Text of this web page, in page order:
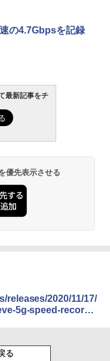
の4.7Gbpsを記録
最新記事をチ
優先表示させる
releases/2020/11/17/
5g-speed-record-
る